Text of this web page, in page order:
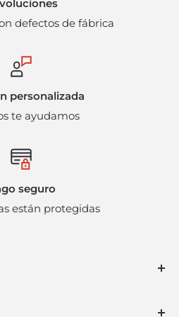
del producto y pueden
adicionales. Bajo
defectos de fábrica
personalizada
te ayudamos
seguro
están protegidas